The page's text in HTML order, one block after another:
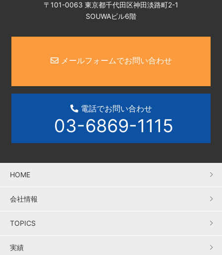
〒101-0063 東京都千代田区神田淡路町2-1
SOUWAビル6階
メールフォームでお問い合わせ
電話でお問い合わせ
03-6869-1115
HOME
会社情報
TOPICS
実績